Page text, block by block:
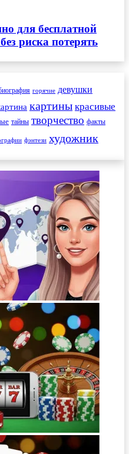
для бесплатной
риска потерять
горячие девушки
картины красивые
тайны творчество факты
фэнтези художник